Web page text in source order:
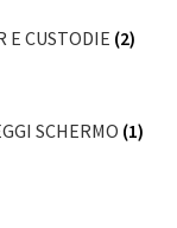
E CUSTODIE (2)
SCHERMO (1)